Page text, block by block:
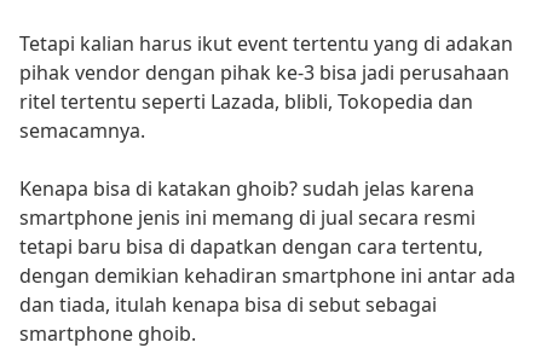
Tetapi kalian harus ikut event tertentu yang di adakan
pihak vendor dengan pihak ke-3 bisa jadi perusahaan
ritel tertentu seperti Lazada, blibli, Tokopedia dan
semacamnya.
Kenapa bisa di katakan ghoib? sudah jelas karena
smartphone jenis ini memang di jual secara resmi
tetapi baru bisa di dapatkan dengan cara tertentu,
dengan demikian kehadiran smartphone ini antar ada
dan tiada, itulah kenapa bisa di sebut sebagai
smartphone ghoib.